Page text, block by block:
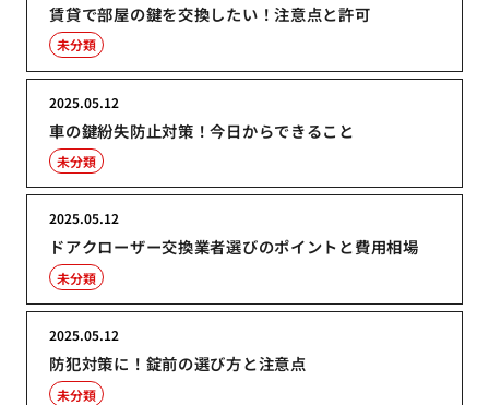
賃貸で部屋の鍵を交換したい！注意点と許可
未分類
車の鍵紛失防止対策！今日からできること
2025.05.12
未分類
ドアクローザー交換業者選びのポイントと費用相場
2025.05.12
未分類
防犯対策に！錠前の選び方と注意点
2025.05.12
未分類